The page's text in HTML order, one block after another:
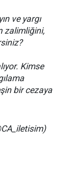
ve yargı
zalimliğini,
Kimse
bir cezaya